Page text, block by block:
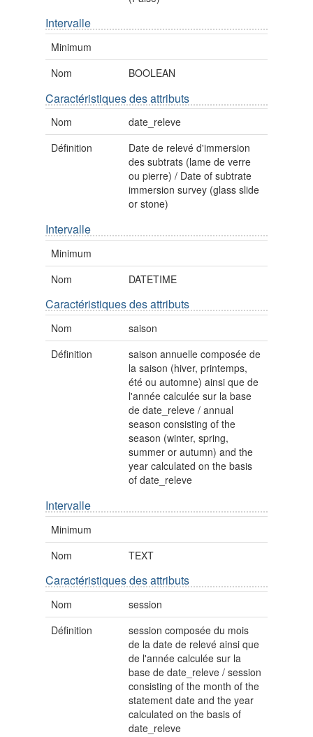
Intervalle
Minimum
Nom
BOOLEAN
Caractéristiques des attributs
Nom
date_releve
Définition
Date de relevé d'immersion
des subtrats (lame de verre
ou pierre) / Date of subtrate
immersion survey (glass slide
or stone)
Intervalle
Minimum
Nom
DATETIME
Caractéristiques des attributs
Nom
saison
Définition
saison annuelle composée de
la saison (hiver, printemps,
été ou automne) ainsi que de
l'année calculée sur la base
de date_releve / annual
season consisting of the
season (winter, spring,
summer or autumn) and the
year calculated on the basis
of date_releve
Intervalle
Minimum
Nom
TEXT
Caractéristiques des attributs
Nom
session
Définition
session composée du mois
de la date de relevé ainsi que
de l'année calculée sur la
base de date_releve / session
consisting of the month of the
statement date and the year
calculated on the basis of
date_releve